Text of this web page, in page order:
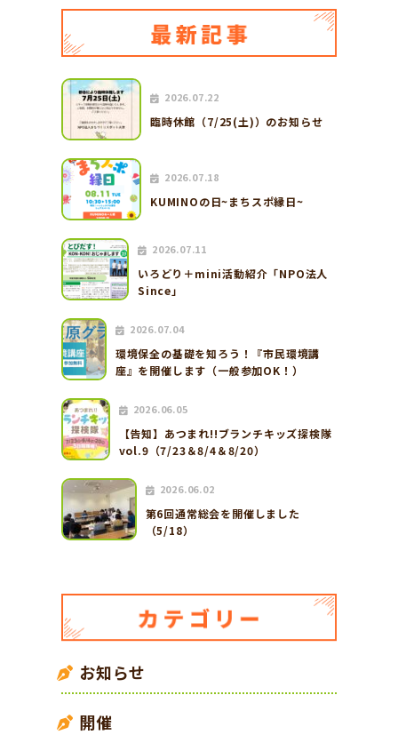
2026.07.22
臨時休館（7/25(土)）のお知らせ
2026.07.18
KUMINOの日~まちスポ縁日~
2026.07.11
いろどり＋mini活動紹介「NPO法人
Since」
2026.07.04
環境保全の基礎を知ろう！『市民環境講
座』を開催します（一般参加OK！）
2026.06.05
【告知】あつまれ!!ブランチキッズ探検隊
vol.9（7/23＆8/4＆8/20）
2026.06.02
第6回通常総会を開催しました
（5/18）
お知らせ
開催